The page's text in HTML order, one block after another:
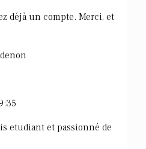
déjà un compte. Merci, et
etudiant et passionné de